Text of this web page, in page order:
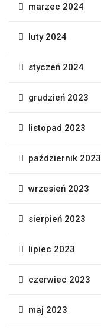
marzec 2024
luty 2024
styczeń 2024
grudzień 2023
listopad 2023
październik 2023
wrzesień 2023
sierpień 2023
lipiec 2023
czerwiec 2023
maj 2023